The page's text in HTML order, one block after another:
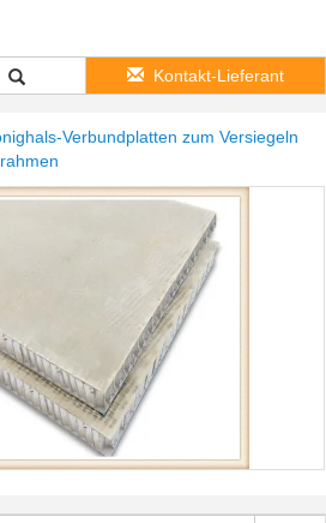
Kontakt-Lieferant
Verbundplatten zum Versiegeln